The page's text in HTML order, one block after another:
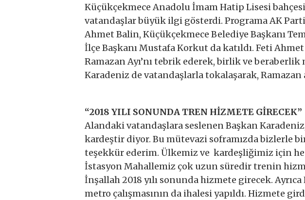
Küçükçekmece Anadolu İmam Hatip Lisesi
vatandaşlar büyük ilgi gösterdi. Programa AK Parti
Ahmet Balin, Küçükçekmece Belediye Başkanı
İlçe Başkanı Mustafa Korkut da katıldı. Feti
Ramazan Ayı’nı tebrik ederek, birlik ve beraberlik
Karadeniz de vatandaşlarla tokalaşarak, Ramazan
“2018 YILI SONUNDA TREN HİZMETE GİRECEK”
Alandaki vatandaşlara seslenen Başkan
kardeştir diyor. Bu mütevazi soframızda bizlerle
teşekkür ederim. Ülkemiz ve kardeşliğimiz için
İstasyon Mahallemiz çok uzun süredir trenin
İnşallah 2018 yılı sonunda hizmete girecek.
metro çalışmasının da ihalesi yapıldı. Hizmete